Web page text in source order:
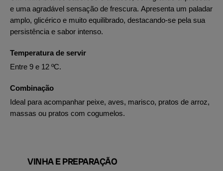
e uma agradável sensação de frescura. Apresenta um paladar
amplo, glicérico e muito equilibrado, destacando-se pela sua
persistência e sabor intenso.
Temperatura de servir
Entre 9 e 12 ºC.
Combinação
Ideal para acompanhar peixe, aves, marisco, pratos de arroz,
massas ou pratos com cogumelos.
VINHA E PREPARAÇÃO